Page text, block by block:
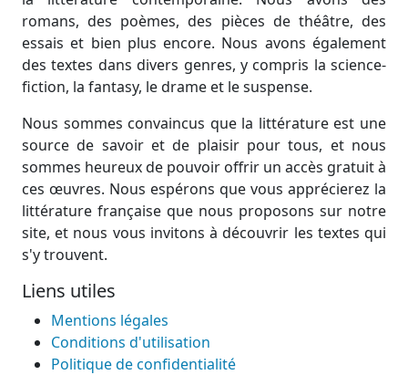
romans, des poèmes, des pièces de théâtre, des
essais et bien plus encore. Nous avons également
des textes dans divers genres, y compris la science-
fiction, la fantasy, le drame et le suspense.
Nous sommes convaincus que la littérature est une
source de savoir et de plaisir pour tous, et nous
sommes heureux de pouvoir offrir un accès gratuit à
ces œuvres. Nous espérons que vous apprécierez la
littérature française que nous proposons sur notre
site, et nous vous invitons à découvrir les textes qui
s'y trouvent.
Liens utiles
Mentions légales
Conditions d'utilisation
Politique de confidentialité